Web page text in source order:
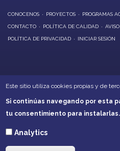
CONOCENOS PROYECTOS PROGRAMAS
CONTACTO POLÍTICA DE CALIDAD
POLÍTICA DE PRIVACIDAD INICIAR SESIÓN
Calle Soledad, 21 - Villarrubia de los Ojos
Teléfonos: 926260001 - 926266632
akd@akd-cr.com
Este sitio utiliza cookies propias y de
Si continúas navegando por esta
tu consentimiento para instalarlas.
Analytics